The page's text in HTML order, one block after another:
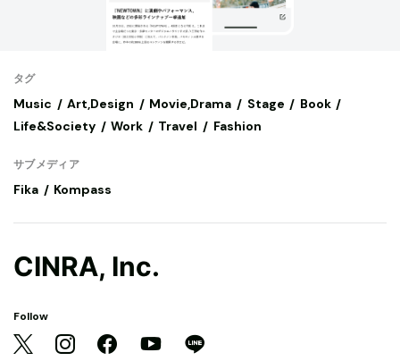
タグ
Music Art,Design Movie,Drama Stage
Book
Life&Society
Work Travel Fashion
サブメディア
Fika Kompass
CINRA, Inc.
Follow